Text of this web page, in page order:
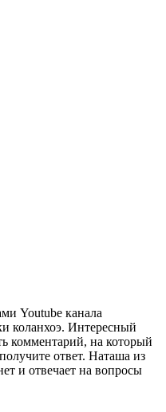
Youtube канала
коланхоэ. Интересный
комментарий, на который
ответ. Наташа из
и отвечает на вопросы